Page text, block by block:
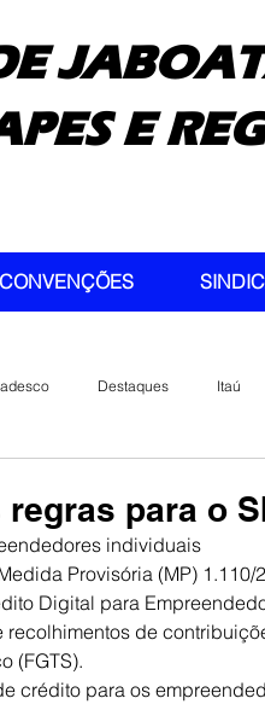
E
Destaques Itaú
para o
individuais
Provisória (MP) 1.110/
Digital para
recolhimentos de
(FGTS).
crédito para os